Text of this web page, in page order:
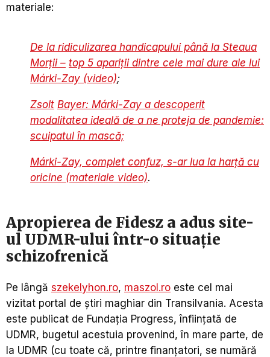
materiale:
De la ridiculizarea handicapului până la Steaua
Morții – top 5 apariții dintre cele mai dure ale lui
Márki-Zay (video);
Zsolt Bayer: Márki-Zay a descoperit
modalitatea ideală de a ne proteja de pandemie:
scuipatul în mască;
Márki-Zay, complet confuz, s-ar lua la harță cu
oricine (materiale video).
Apropierea de Fidesz a adus site-
ul UDMR-ului într-o situație
schizofrenică
Pe lângă szekelyhon.ro, maszol.ro este cel mai
vizitat portal de știri maghiar din Transilvania. Acesta
este publicat de Fundația Progress, înființată de
UDMR, bugetul acestuia provenind, în mare parte, de
la UDMR (cu toate că, printre finanțatori, se numără